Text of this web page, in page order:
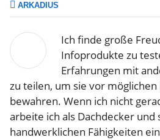
ARKADIUS
Ich finde große
Infoprodukte zu
Erfahrungen mit
zu teilen, um sie vor möglichen
bewahren. Wenn ich nicht
arbeite ich als Dachdecker und
handwerklichen Fähigkeiten